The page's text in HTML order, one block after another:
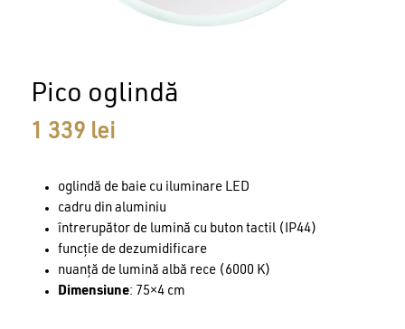
Pico oglindă
1 339 lei
oglindă de baie cu iluminare LED
cadru din aluminiu
întrerupător de lumină cu buton tactil (IP44)
funcție de dezumidificare
nuanță de lumină albă rece (6000 K)
Dimensiune: 75×4 cm